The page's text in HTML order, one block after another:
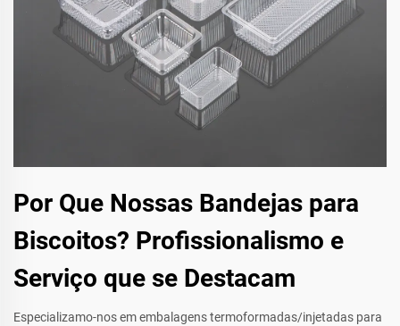
Por Que Nossas Bandejas para
Biscoitos? Profissionalismo e
Serviço que se Destacam
Especializamo-nos em embalagens termoformadas/injetadas para